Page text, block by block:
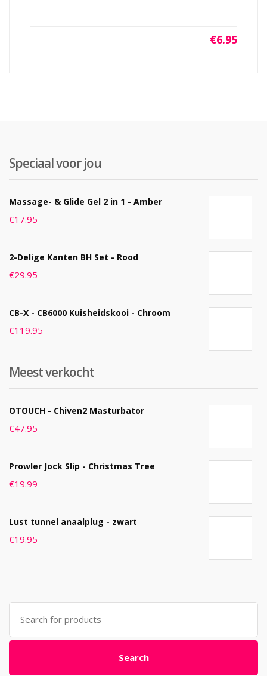
€6.95
Speciaal voor jou
Massage- & Glide Gel 2 in 1 - Amber
€17.95
2-Delige Kanten BH Set - Rood
€29.95
CB-X - CB6000 Kuisheidskooi - Chroom
€119.95
Meest verkocht
OTOUCH - Chiven2 Masturbator
€47.95
Prowler Jock Slip - Christmas Tree
€19.99
Lust tunnel anaalplug - zwart
€19.95
Search
for:
Search